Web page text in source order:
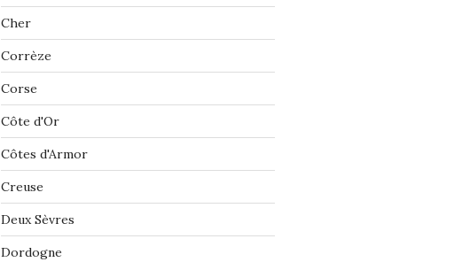
Cher
Corrèze
Corse
Côte d'Or
Côtes d'Armor
Creuse
Deux Sèvres
Dordogne